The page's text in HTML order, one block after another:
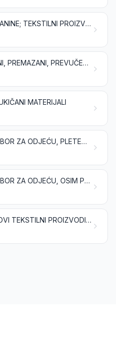
POSEBNE TKANINE; TEKSTILNI PROIZVODI DOBIVENI TAFTING POSTUPKOM; ČIPKE; TAPISERIJE; POZAMANTERIJA; VEZ
IMPREGNIRANI, PREMAZANI, PREVUČENI, PREKRIVENI ILI LAMINIRANI TEKSTILNI MATERIJALI; TEKSTILNI PROIZVODI PRIKLADNI ZA INDUSTRIJSKU UPORABU
MATERIJALI
ODJEĆA I PRIBOR ZA ODJEĆU, PLETENI ILI KUKIČANI
ODJEĆA I PRIBOR ZA ODJEĆU, OSIM PLETENIH ILI KUKIČANIH
OSTALI GOTOVI TEKSTILNI PROIZVODI; KOMPLETI; RABLJENA ODJEĆA I RABLJENI TEKSTILNI PROIZVODI; OTPADNE KRPE